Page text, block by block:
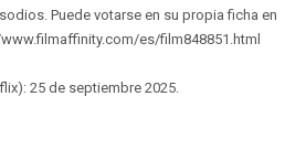
Puede votarse en su propia ficha en
es/film848851.html
25 de septiembre 2025.